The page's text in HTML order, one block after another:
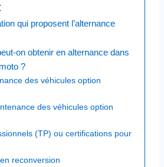
qui proposent l’alternance
on obtenir en alternance dans
?
des véhicules option
des véhicules option
(TP) ou certifications pour
reconversion